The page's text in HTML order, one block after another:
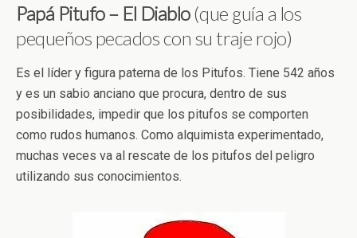
Papá Pitufo – El Diablo(que guía a los
pequeños pecados con su traje rojo)
Es el líder y figura paterna de los Pitufos. Tiene 542 años
y es un sabio anciano que procura, dentro de sus
posibilidades, impedir que los pitufos se comporten
como rudos humanos. Como alquimista experimentado,
muchas veces va al rescate de los pitufos del peligro
utilizando sus conocimientos.